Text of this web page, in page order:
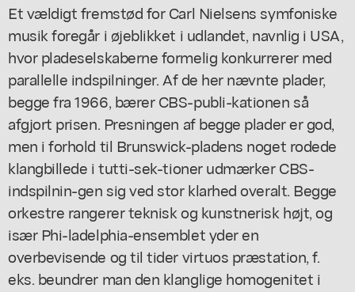
Et vældigt fremstød for Carl Nielsens symfoniske
musik foregår i øjeblikket i udlandet, navnlig i USA,
hvor pladeselskaberne formelig konkurrerer med
parallelle indspilninger. Af de her nævnte plader,
begge fra 1966, bærer CBS-publi-kationen så
afgjort prisen. Presningen af begge plader er god,
men i forhold til Brunswick-pladens noget rodede
klangbillede i tutti-sek-tioner udmærker CBS-
indspilnin-gen sig ved stor klarhed overalt. Begge
orkestre rangerer teknisk og kunstnerisk højt, og
især Phi-ladelphia-ensemblet yder en
overbevisende og til tider virtuos præstation, f.
eks. beundrer man den klanglige homogenitet i